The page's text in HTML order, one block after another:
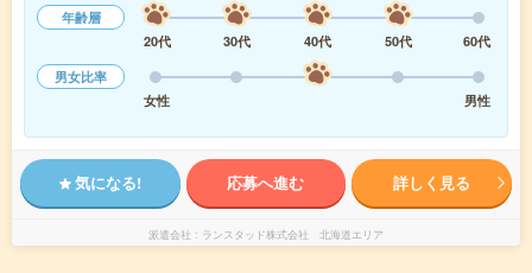
年齢層
20代
30代 40代 50代
60代
男女比率
女性
男性
気になる! 応募へ進む 詳しく見る
派遣会社 ランスタッド株式会社 北海道エリア